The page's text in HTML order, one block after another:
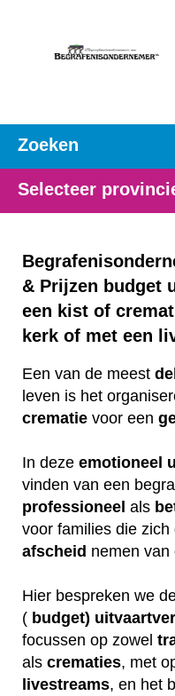
Zoeken
Selecteer
& Prijzen budget
een kist of
kerk of met een
Een van de meest
leven is het
crematie voor een
In deze emotioneel
vinden van een
professioneel als
voor families die
afscheid nemen van
Hier bespreken we
( budget)
focussen op zowel
als crematies, met
livestreams, en het